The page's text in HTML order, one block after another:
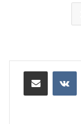
مشاركة عبر البريد